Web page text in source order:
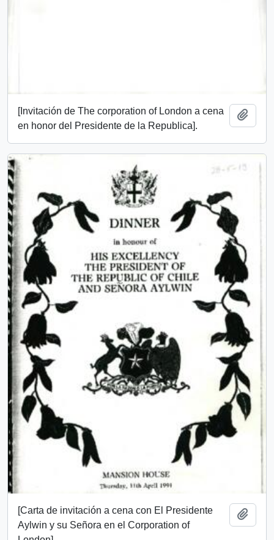
[Invitación de The corporation of London a cena
en honor del Presidente de la Republica].
[Carta de invitación a cena con El Presidente
Aylwin y su Señora en el Corporation of